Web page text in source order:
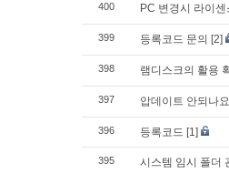
400 PC 변경시 라이
399 등록코드 문의 [2]
398 램디스크의 활용
397 압데이트 안되나
396 등록코드 [1]
395 시스템 임시 폴더